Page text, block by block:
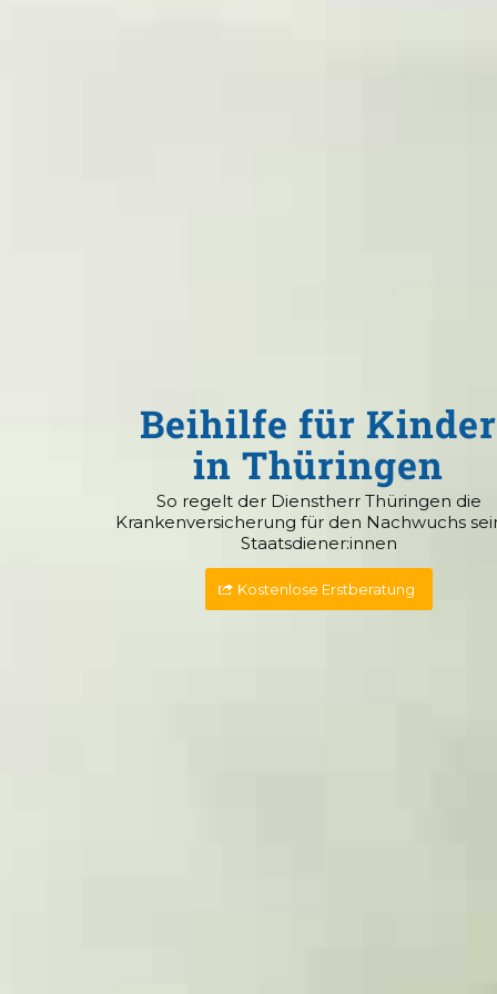
Beihilfe für Kinder
in Thüringen
So regelt der Dienstherr Thüringen die
Krankenversicherung für den Nachwuchs
Staatsdiener:innen
Kostenlose Erstberatung